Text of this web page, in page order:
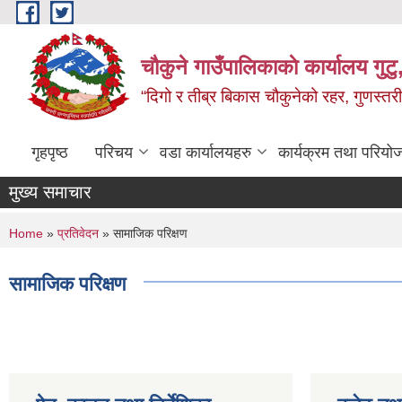
Skip to main content
चौकुने गाउँपालिकाकाे कार्यालय
“दिगो र तीब्र बिकास चौकुनेको रहर,
गृहपृष्ठ परिचय वडा कार्यालयहरु कार्यक्रम तथा
मुख्य समाचार
You are here
Home » प्रतिवेदन » सामाजिक परिक्षण
सामाजिक परिक्षण